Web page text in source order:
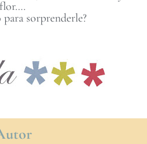
para sorprenderle?